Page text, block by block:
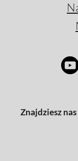
Znajdziesz